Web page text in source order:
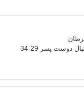
دوست پسر 29-34